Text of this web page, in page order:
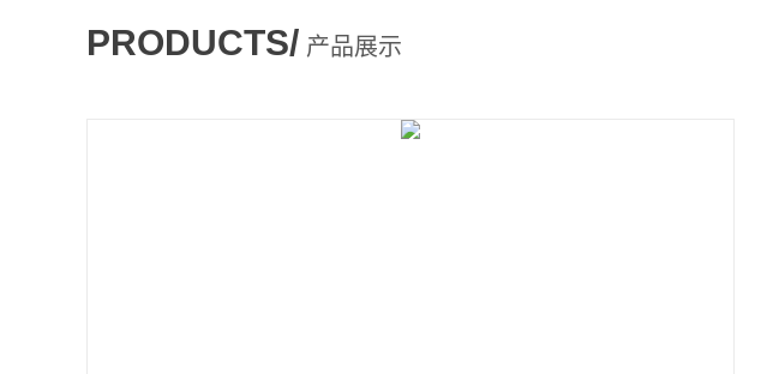
PRODUCTS/ 产品展示